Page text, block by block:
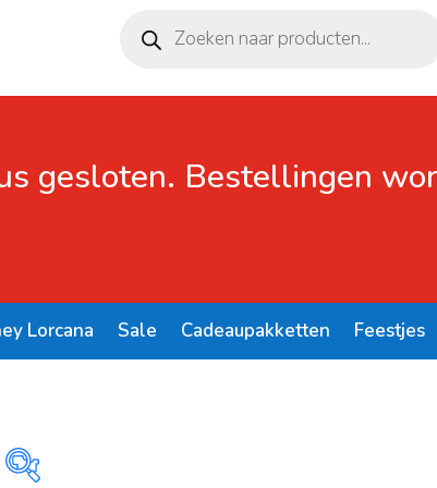
zoeken
gesloten. Bestellingen
Lorcana Sale Cadeaupakketten Feestjes